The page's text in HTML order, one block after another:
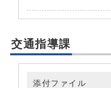
交通指導課
添付ファイル